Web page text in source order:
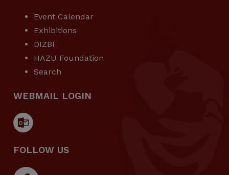
Event Calendar
Exhibitions
DIZBI
HAZU Foundation
Search
WEBMAIL LOGIN
FOLLOW US